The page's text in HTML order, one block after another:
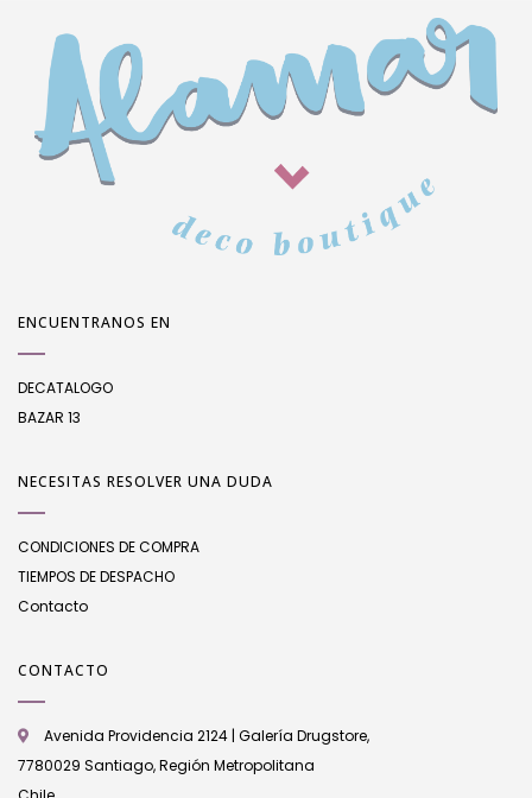
ENCUENTRANOS EN
DECATALOGO
BAZAR 13
NECESITAS RESOLVER UNA DUDA
CONDICIONES DE COMPRA
TIEMPOS DE DESPACHO
Contacto
CONTACTO
Avenida Providencia 2124 | Galería Drugstore,
7780029 Santiago, Región Metropolitana